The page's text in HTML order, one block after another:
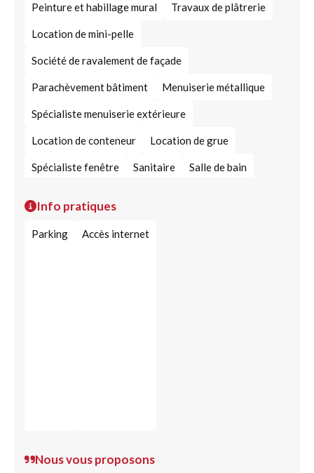
Peinture et habillage mural Travaux de plâtrerie
Location de mini-pelle
Société de ravalement de façade
Parachèvement bâtiment Menuiserie métallique
Spécialiste menuiserie extérieure
Location de conteneur Location de grue
Spécialiste fenêtre Sanitaire Salle de bain
Info pratiques
Parking Accès internet
Nous vous proposons